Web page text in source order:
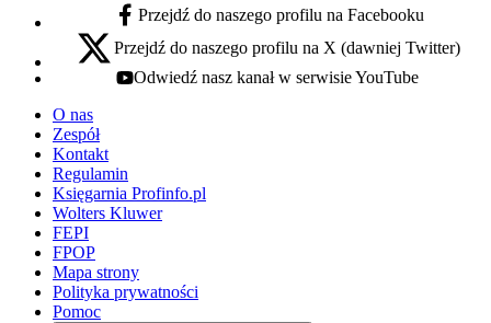
facebook - otwiera się w nowej karcie
Przejdź do naszego profilu na Facebooku
x - otwiera się w nowej karcie
Przejdź do naszego profilu na X (dawniej Twitter)
youtube - otwiera się w nowej karcie
Odwiedź nasz kanał w serwisie YouTube
O nas
Zespół
Kontakt
Regulamin
Księgarnia Profinfo.pl
Wolters Kluwer
FEPI
FPOP
Mapa strony
Polityka prywatności
Pomoc